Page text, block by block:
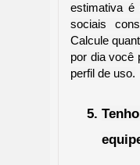
estimativa é
sociais
Calcule
por dia você
perfil de uso.